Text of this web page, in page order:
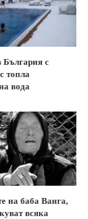
България с
топла
вода
на баба Ванга,
всяка